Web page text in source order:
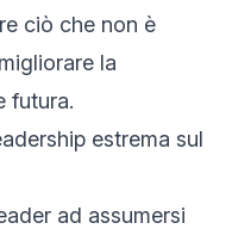
ciò che non è
la
futura.
estrema sul
ad assumersi